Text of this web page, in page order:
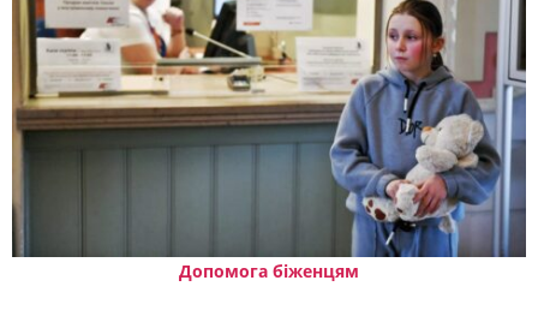
Допомога біженцям